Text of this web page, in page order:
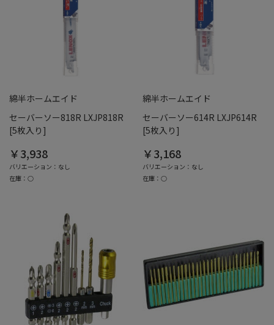
綿半ホームエイド
セーバーソー818R LXJP818R
[5枚入り]
￥3,938
バリエーション：なし
在庫：○
綿半ホームエイド
セーバーソー614R LXJP614R
[5枚入り]
￥3,168
バリエーション：なし
在庫：○